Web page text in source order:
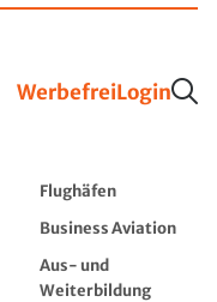
WerbefreiLogin
Flughäfen
Business Aviation
Aus- und
Weiterbildung